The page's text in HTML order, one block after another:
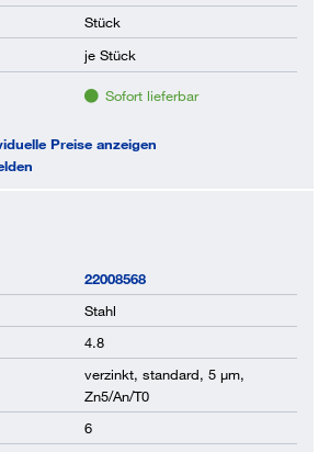
Stück
je Stück
Sofort lieferbar
Preise anzeigen
22008568
Stahl
4.8
verzinkt, standard, 5 µm,
Zn5/An/T0
6